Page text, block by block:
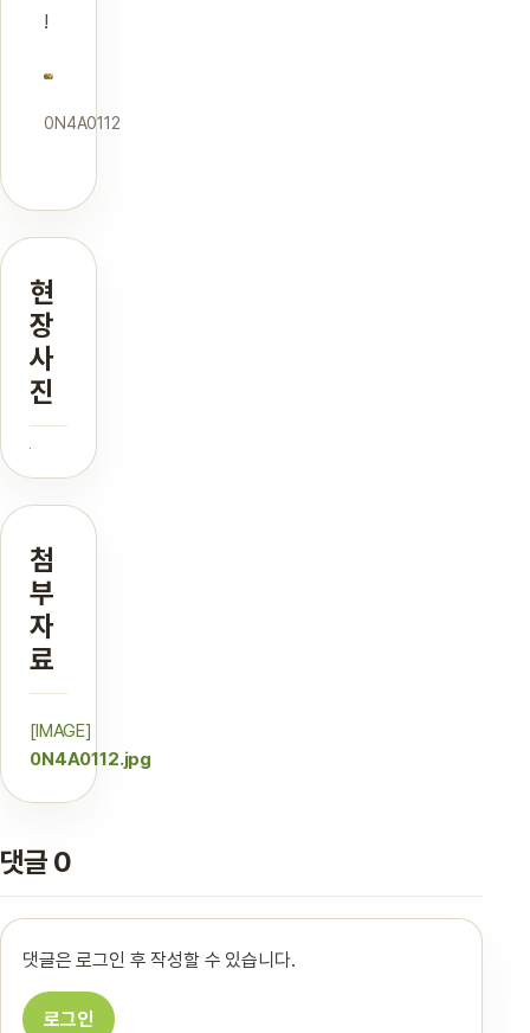
!
0N4A0112
현
장
사
진
첨
부
자
료
[IMAGE]
0N4A0112.jpg
댓글 0
댓글은 로그인 후 작성할 수 있습니다.
로그인